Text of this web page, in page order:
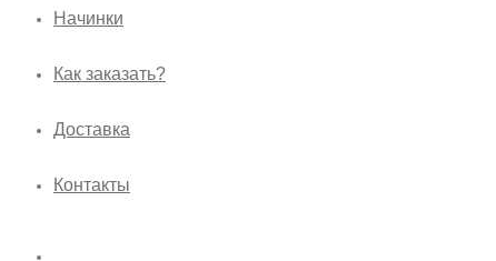
Начинки
Как заказать?
Доставка
Контакты